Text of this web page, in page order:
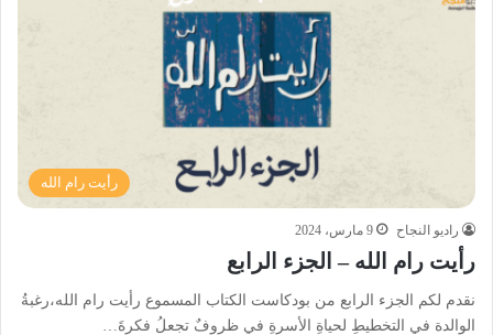
رأيت رام الله
راديو النجاح 9 مارس، 2024
رأيت رام الله – الجزء الرابع
نقدم لكم الجزء الرابع من بودكاست الكتاب المسموع رأيت رام الله،رغبةُ
الوالدة في التخطيطِ لحياةِ الأسرةِ في ظروفٌ تجعلُ فكرةَ…